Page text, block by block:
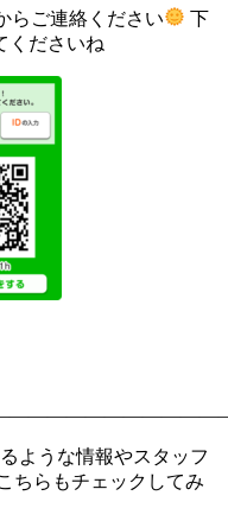
らご連絡ください
下
くださいね
ような情報やスタッフ
ちらもチェックしてみ